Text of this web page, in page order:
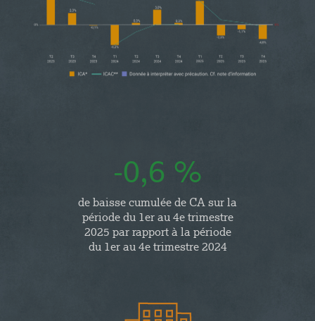
-0,6 %
de baisse cumulée de CA sur la
période du 1er au 4e trimestre
2025 par rapport à la période
du 1er au 4e trimestre 2024